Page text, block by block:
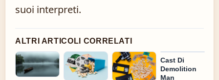
suoi interpreti.
ALTRI ARTICOLI CORRELATI
Cast Di
Demolition
Man